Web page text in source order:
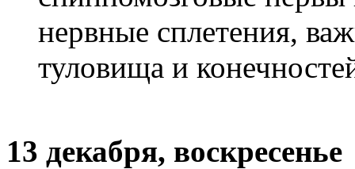
нервные сплетения,
туловища и
13 декабря, воскресенье